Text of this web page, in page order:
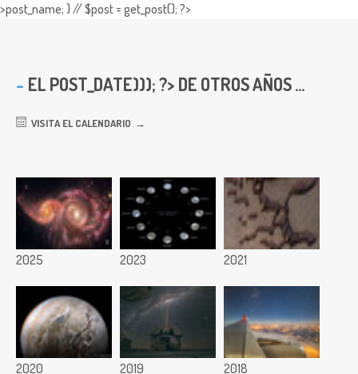
>post_name; } // $post = get_post(); ?>
EL POST_DATE))); ?> DE OTROS AÑOS ...
VISITA EL CALENDARIO
2025 2023 2021
2020 2019 2018